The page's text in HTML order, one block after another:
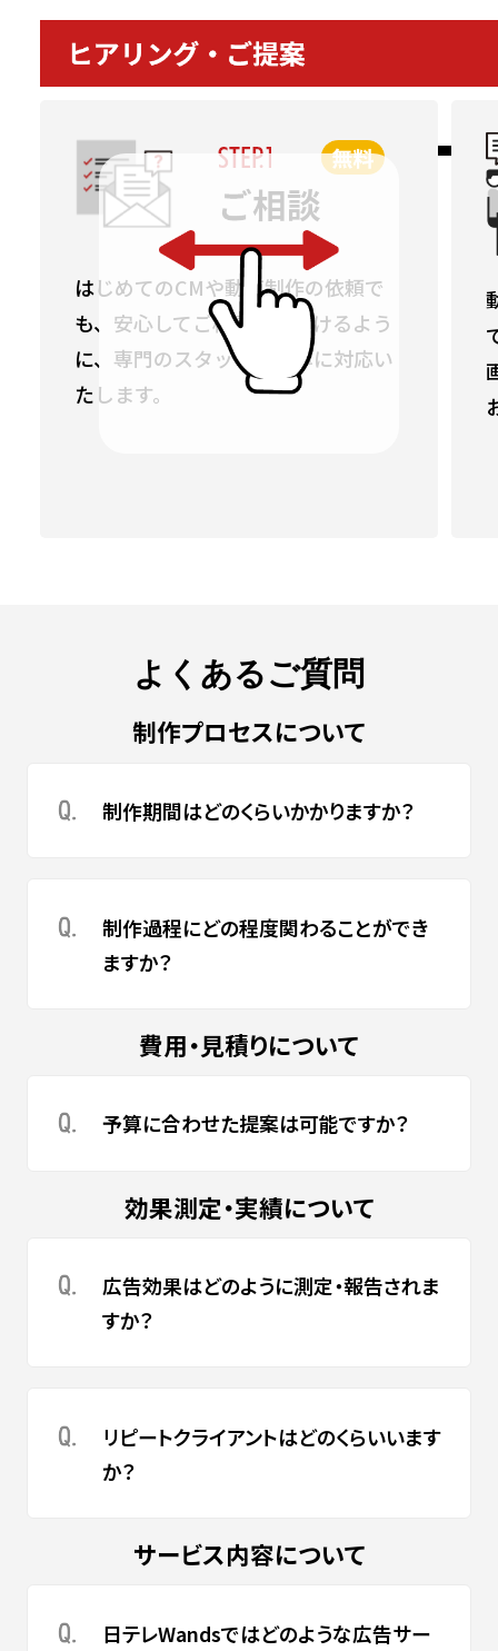
はじめてのCMや動画制作の依頼で
も、安心してご相談いただけるよう
に、専門のスタッフが丁寧に対応い
たします。
よくあるご質問
制作プロセスについて
制作期間はどのくらいかかりますか？
制作過程にどの程度関わることができ
ますか？
費用・見積りについて
予算に合わせた提案は可能ですか？
効果測定・実績について
広告効果はどのように測定・報告されま
すか？
リピートクライアントはどのくらいいます
か？
サービス内容について
日テレWandsではどのような広告サー